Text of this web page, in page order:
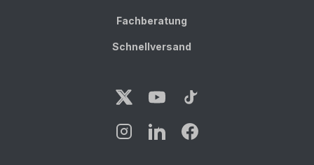
Fachberatung
Schnellversand